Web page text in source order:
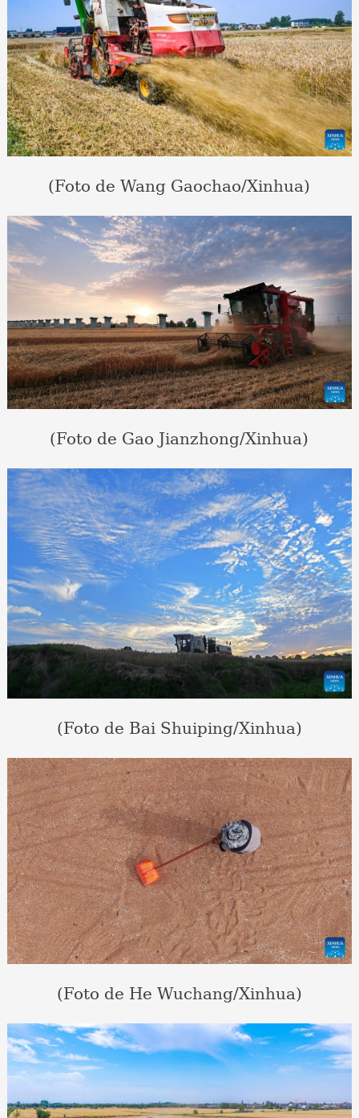
(Foto de Wang Gaochao/Xinhua)
(Foto de Gao Jianzhong/Xinhua)
(Foto de Bai Shuiping/Xinhua)
(Foto de He Wuchang/Xinhua)